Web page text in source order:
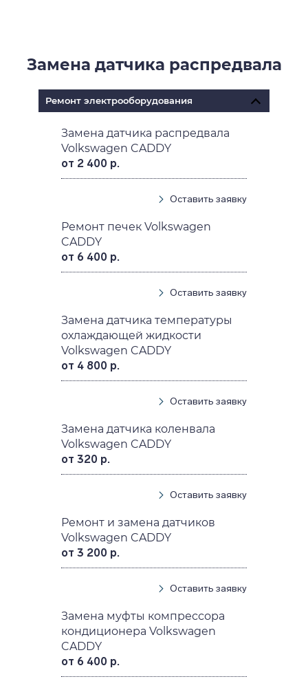
Замена датчика распредвала
Ремонт электрооборудования
Замена датчика распредвала
Volkswagen CADDY
от 2 400 р.
Оставить заявку
Ремонт печек Volkswagen
CADDY
от 6 400 р.
Оставить заявку
Замена датчика температуры
охлаждающей жидкости
Volkswagen CADDY
от 4 800 р.
Оставить заявку
Замена датчика коленвала
Volkswagen CADDY
от 320 р.
Оставить заявку
Ремонт и замена датчиков
Volkswagen CADDY
от 3 200 р.
Оставить заявку
Замена муфты компрессора
кондиционера Volkswagen
CADDY
от 6 400 р.